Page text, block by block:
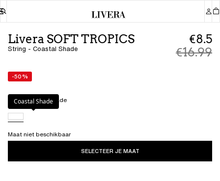
Livera SOFT TROPICS
String - Coastal Shade
€8.5
€16.99
-50%
Kleur:Coastal Shade
Coastal Shade
Maat niet beschikbaar
SELECTEER JE MAAT